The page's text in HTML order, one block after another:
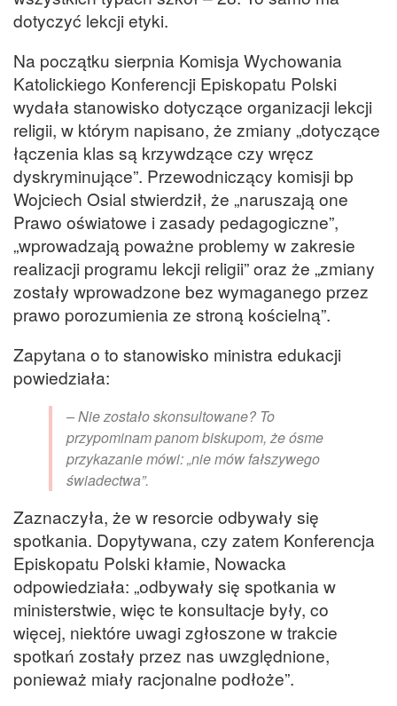
dotyczyć lekcji etyki.
Na początku sierpnia Komisja Wychowania
Katolickiego Konferencji Episkopatu Polski
wydała stanowisko dotyczące organizacji lekcji
religii, w którym napisano, że zmiany „dotyczące
łączenia klas są krzywdzące czy wręcz
dyskryminujące”. Przewodniczący komisji bp
Wojciech Osial stwierdził, że „naruszają one
Prawo oświatowe i zasady pedagogiczne”,
„wprowadzają poważne problemy w zakresie
realizacji programu lekcji religii” oraz że „zmiany
zostały wprowadzone bez wymaganego przez
prawo porozumienia ze stroną kościelną”.
Zapytana o to stanowisko ministra edukacji
powiedziała:
– Nie zostało skonsultowane? To
przypominam panom biskupom, że ósme
przykazanie mówi: „nie mów fałszywego
świadectwa”.
Zaznaczyła, że w resorcie odbywały się
spotkania. Dopytywana, czy zatem Konferencja
Episkopatu Polski kłamie, Nowacka
odpowiedziała: „odbywały się spotkania w
ministerstwie, więc te konsultacje były, co
więcej, niektóre uwagi zgłoszone w trakcie
spotkań zostały przez nas uwzględnione,
ponieważ miały racjonalne podłoże”.